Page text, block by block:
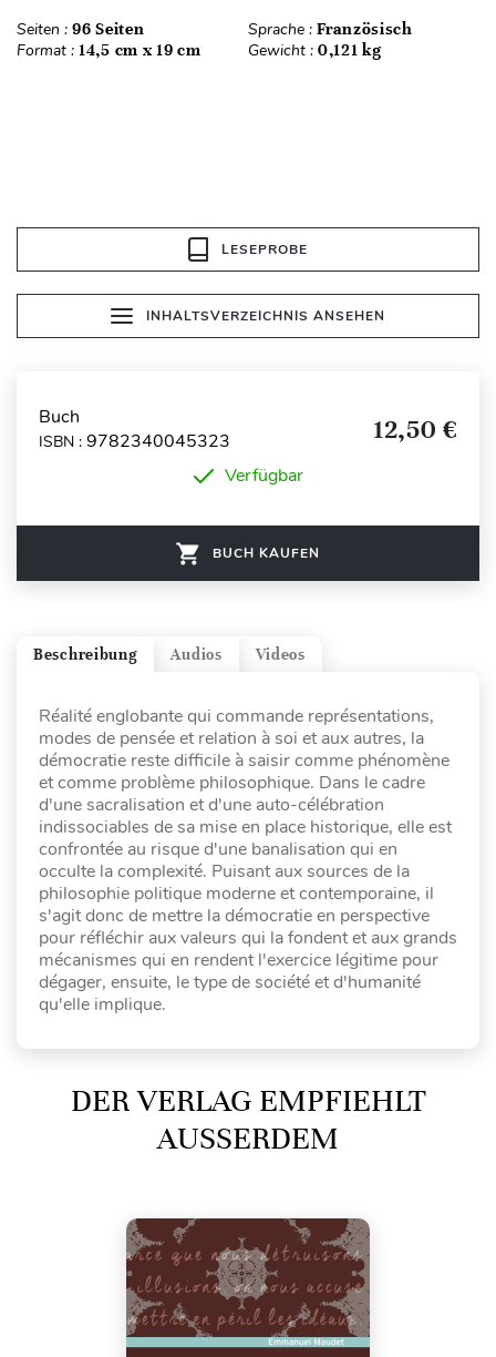
Seiten : 96 Seiten Sprache : Französisch
Format : 14,5 cm x 19 cm Gewicht : 0,121 kg
LESEPROBE
INHALTSVERZEICHNIS ANSEHEN
Buch
ISBN : 9782340045323 12,50 €
Verfügbar
BUCH KAUFEN
Videos
Audios
Beschreibung
Réalité englobante qui commande représentations,
modes de pensée et relation à soi et aux autres, la
démocratie reste difficile à saisir comme phénomène
et comme problème philosophique. Dans le cadre
d'une sacralisation et d'une auto-célébration
indissociables de sa mise en place historique, elle est
confrontée au risque d'une banalisation qui en
occulte la complexité. Puisant aux sources de la
philosophie politique moderne et contemporaine, il
s'agit donc de mettre la démocratie en perspective
pour réfléchir aux valeurs qui la fondent et aux grands
mécanismes qui en rendent l'exercice légitime pour
dégager, ensuite, le type de société et d'humanité
qu'elle implique.
DER VERLAG EMPFIEHLT
AUSSERDEM